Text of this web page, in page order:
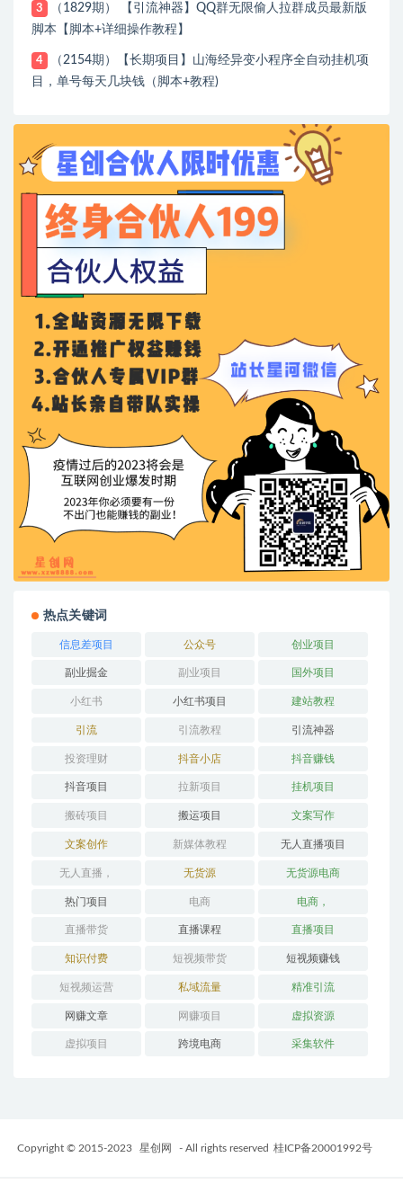
3
（1829期） 【引流神器】QQ群无限偷人拉群成员最新版
脚本【脚本+详细操作教程】
4
（2154期）【长期项目】山海经异变小程序全自动挂机项
目，单号每天几块钱（脚本+教程)
热点关键词
信息差项目 公众号 创业项目
副业掘金 副业项目 国外项目
小红书 小红书项目 建站教程
引流 引流教程 引流神器
投资理财 抖音小店 抖音赚钱
抖音项目 拉新项目 挂机项目
搬砖项目 搬运项目 文案写作
文案创作 新媒体教程 无人直播项目
无人直播， 无货源 无货源电商
热门项目 电商 电商，
直播带货 直播课程 直播项目
知识付费 短视频带货 短视频赚钱
短视频运营 私域流量 精准引流
网赚文章 网赚项目 虚拟资源
虚拟项目 跨境电商 采集软件
Copyright © 2015-2023 星创网 - All rights reserved 桂ICP备20001992号